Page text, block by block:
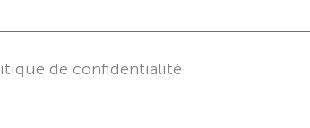
de confidentialité